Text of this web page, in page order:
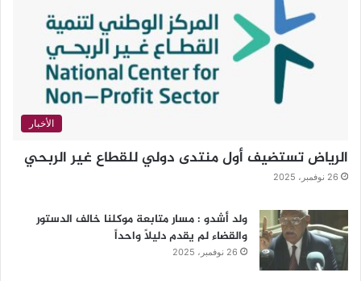
الأخبار
الرياض تستضيف أول منتدى دولي للقطاع غير الربحي
26 نوفمبر، 2025
ولد أشدو : مسار متابعة موكلنا خالف الدستور
والقضاء لم يقدم دليلاً واحداً
26 نوفمبر، 2025